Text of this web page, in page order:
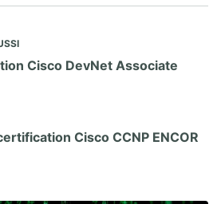
SPAN
Cisco DevNet Associate
Cisco CCNP ENCOR